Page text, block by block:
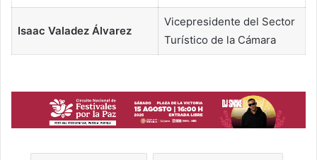
Isaac Valadez Álvarez
Vicepresidente del Sector
Turístico de la Cámara